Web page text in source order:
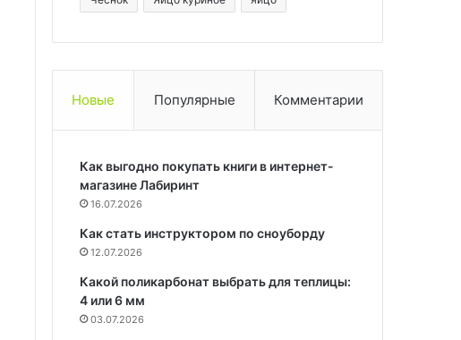
Новые Популярные Комментарии
Как выгодно покупать книги в интернет-
магазине Лабиринт
16.07.2026
Как стать инструктором по сноуборду
12.07.2026
Какой поликарбонат выбрать для теплицы:
4 или 6 мм
03.07.2026